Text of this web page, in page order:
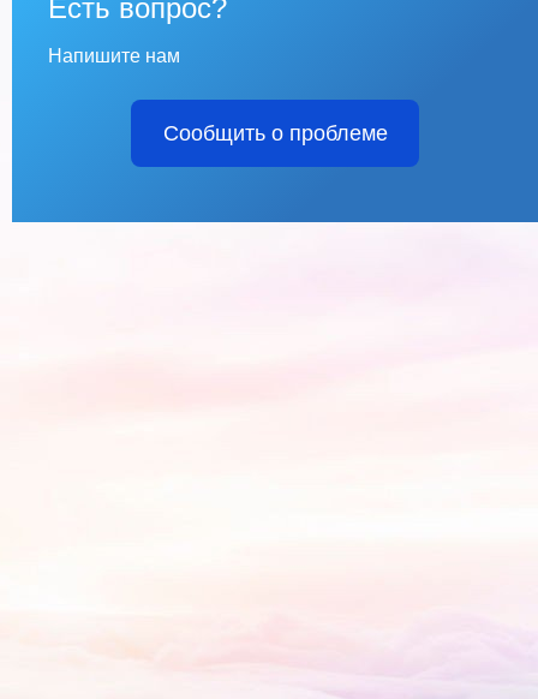
Есть вопрос?
Напишите нам
Сообщить о проблеме